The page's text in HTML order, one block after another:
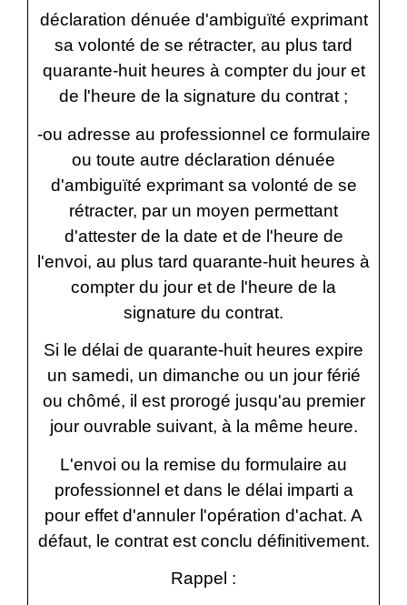
déclaration dénuée d'ambiguïté exprimant
sa volonté de se rétracter, au plus tard
quarante-huit heures à compter du jour et
de l'heure de la signature du contrat ;
-ou adresse au professionnel ce formulaire
ou toute autre déclaration dénuée
d'ambiguïté exprimant sa volonté de se
rétracter, par un moyen permettant
d'attester de la date et de l'heure de
l'envoi, au plus tard quarante-huit heures à
compter du jour et de l'heure de la
signature du contrat.
Si le délai de quarante-huit heures expire
un samedi, un dimanche ou un jour férié
ou chômé, il est prorogé jusqu'au premier
jour ouvrable suivant, à la même heure.
L'envoi ou la remise du formulaire au
professionnel et dans le délai imparti a
pour effet d'annuler l'opération d'achat. A
défaut, le contrat est conclu définitivement.
Rappel :